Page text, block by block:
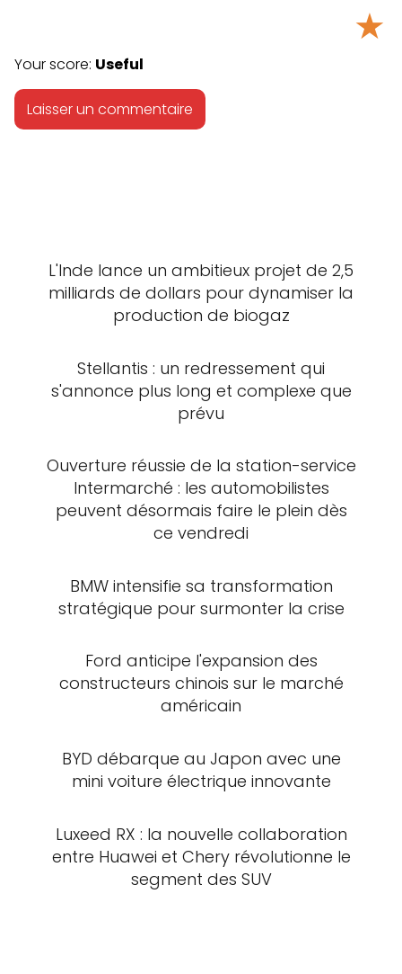
★
Your score: Useful
L'Inde lance un ambitieux projet de 2,5
milliards de dollars pour dynamiser la
production de biogaz
Stellantis : un redressement qui
s'annonce plus long et complexe que
prévu
Ouverture réussie de la station-service
Intermarché : les automobilistes
peuvent désormais faire le plein dès
ce vendredi
BMW intensifie sa transformation
stratégique pour surmonter la crise
Ford anticipe l'expansion des
constructeurs chinois sur le marché
américain
BYD débarque au Japon avec une
mini voiture électrique innovante
Luxeed RX : la nouvelle collaboration
entre Huawei et Chery révolutionne le
segment des SUV